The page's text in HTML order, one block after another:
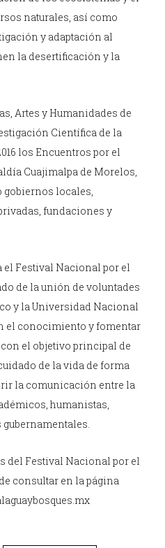
naturales, así como
y adaptación al
la desertificación y la
Artes y Humanidades de
Científica de la
los Encuentros por el
Cuajimalpa de Morelos,
gobiernos locales,
fundaciones y
el Festival Nacional por el
de la unión de voluntades
y la Universidad Nacional
el conocimiento y fomentar
el objetivo principal de
de la vida de forma
la comunicación entre la
humanistas,
del Festival Nacional por el
consultar en la página